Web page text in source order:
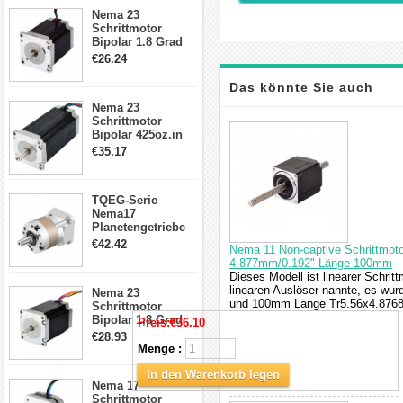
Nema 23
Schrittmotor
Bipolar 1.8 Grad
1.9Nm 3A 3.36V 4
€26.24
Nema 23
Schrittmotor
Bipolar 425oz.in
4.2A 57x57x114mm
€35.17
TQEG-Serie
Nema17
Planetengetriebe
5:1 Spiel 15Arc-
€42.42
Nema 23
Schrittmotor
Bipolar 1,8 Grad
2,83Nm 4 A 2,26V
CNC Hybrid-
Schrittmotor mit 8
Anschlüssen
€28.93
Nema 17
Schrittmotor
Das könnte Sie auch
interessieren
Nema 11 Non-captive
4.877mm/0.192" Länge 100mm
Dieses Modell ist linearer
linearen Auslöser nannte, es
und 100mm Länge
Preis:€36.10
Menge :
In den Warenkorb legen